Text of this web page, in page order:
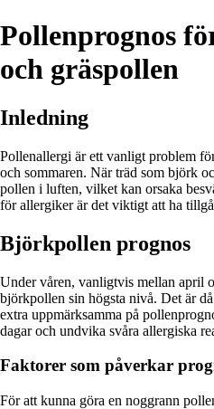
Pollenprognos
och gräspollen
Inledning
Pollenallergi är ett vanligt problem
och sommaren. När träd som björk
pollen i luften, vilket kan orsaka
för allergiker är det viktigt att ha
Björkpollen prognos
Under våren, vanligtvis mellan april
björkpollen sin högsta nivå. Det är
extra uppmärksamma på
dagar och undvika svåra allergiska
Faktorer som påverkar
För att kunna göra en noggrann